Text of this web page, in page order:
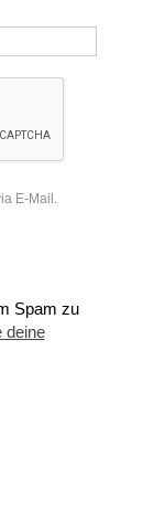
E-Mail.
Spam zu
deine